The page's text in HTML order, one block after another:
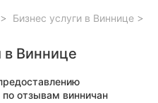
Бизнес услуги в Виннице
в Виннице
отзывам винничан